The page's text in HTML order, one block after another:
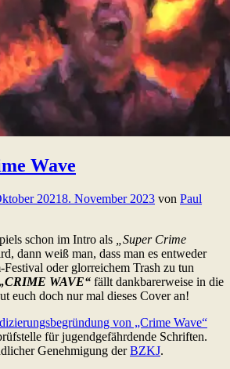
Wave
20218. November 2023 von Paul
schon im Intro als
„Super Crime
dann weiß man, dass man es entweder
oder glorreichem Trash zu tun
WAVE“ fällt dankbarerweise in die
euch doch nur mal dieses Cover an!
von „Crime Wave“
für jugendgefährdende Schriften.
Genehmigung derBZKJ.